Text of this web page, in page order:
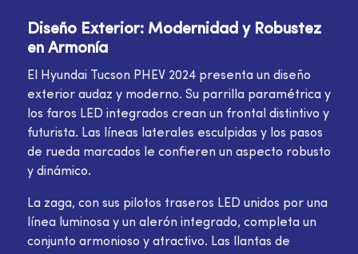
Diseño Exterior: Modernidad y Robustez
en Armonía
El Hyundai Tucson PHEV 2024 presenta un diseño
exterior audaz y moderno. Su parrilla paramétrica y
los faros LED integrados crean un frontal distintivo y
futurista. Las líneas laterales esculpidas y los pasos
de rueda marcados le confieren un aspecto robusto
y dinámico.
La zaga, con sus pilotos traseros LED unidos por una
línea luminosa y un alerón integrado, completa un
conjunto armonioso y atractivo. Las llantas de